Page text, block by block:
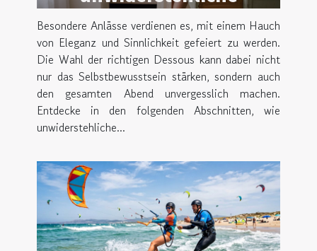
Dessous für besondere
Anlässe?
Besondere Anlässe verdienen es, mit einem Hauch
von Eleganz und Sinnlichkeit gefeiert zu werden.
Die Wahl der richtigen Dessous kann dabei nicht
nur das Selbstbewusstsein stärken, sondern auch
den gesamten Abend unvergesslich machen.
Entdecke in den folgenden Abschnitten, wie
unwiderstehliche...